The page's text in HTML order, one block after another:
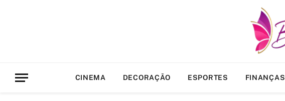
CINEMA DECORAÇÃO ESPORTES FINANÇAS